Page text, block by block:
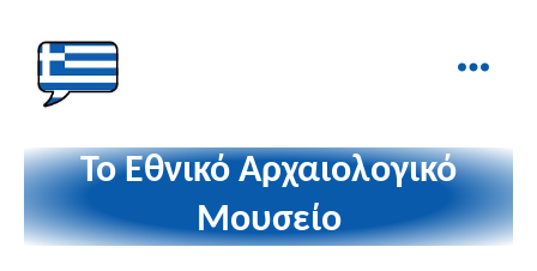
στα
Δάχτυλα!Το Εθνικό Αρχαιολογικό
Μουσείο